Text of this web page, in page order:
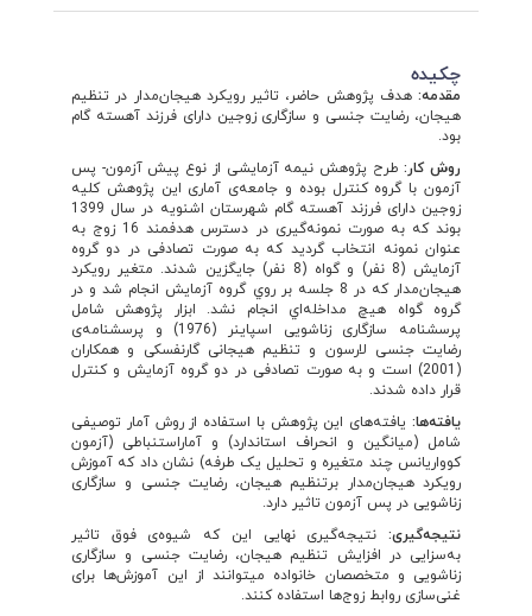
چکیده
مقدمه: هدف پژوهش حاضر، تاثير رویکرد هیجان‌مدار در تنظیم
هیجان، رضایت جنسی و سازگاری زوجین دارای فرزند آهسته گام
بود.
روش کار:طرح پژوهش نیمه آزمایشی از نوع پيش آزمون- پس
آزمون با گروه كنترل بوده و جامعه‌ی آماری این پژوهش کلیه
زوجین دارای فرزند آهسته گام شهرستان اشنویه در سال 1399
بوند که به صورت نمونه‌گیری در دسترس هدفمند 16 زوج به
عنوان نمونه انتخاب گردید که به صورت تصادفی در دو گروه
آزمايش (8 نفر) و گواه (8 نفر) جايگزين شدند. متغير رویکرد
هیجان‌مدار که در 8 جلسه بر روي گروه آزمايش انجام شد و در
گروه گواه هيچ مداخله‌اي انجام نشد. ابزار پژوهش شامل
پرسشنامه سازگاری زناشویی اسپاینر (1976) و پرسشنامه‌ی
رضایت جنسی لارسون و تنظیم هیجانی گارنفسکی و همکاران
(2001) است و به صورت تصادفی در دو گروه آزمایش و کنترل
قرار داده شدند.
یافته‌ها: یافته‌های این پژوهش با استفاده از روش آمار توصیفی
شامل (میانگین و انحراف استاندارد) و آماراستنباطی (آزمون
کوواریانس چند متغیره و تحلیل یک طرفه) نشان داد که آموزش
رویکرد هیجان‌مدار برتنظیم هیجان، رضایت جنسی و سازگاری
زناشویی در پس آزمون تاثیر دارد.
نتیجه‌گیری: نتیجه‌گیری نهایی این که شیوه‌ی فوق تاثیر
به‌سزایی در افزایش تنظیم هیجان، رضایت جنسی و سازگاری
زناشویی و متخصصان خانواده میتوانند از این آموزش‌ها برای
غنی‌سازی روابط زوج‌ها استفاده کنند.